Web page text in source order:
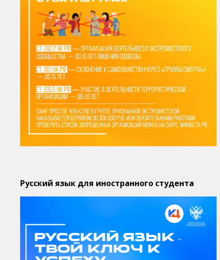
Русский язык для иностранного студента